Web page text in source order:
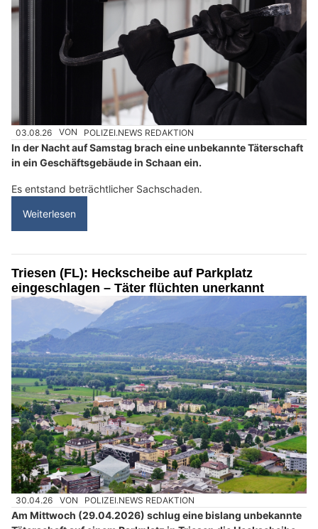
03.08.26 VON POLIZEI.NEWS REDAKTION
In der Nacht auf Samstag brach eine unbekannte Täterschaft
in ein Geschäftsgebäude in Schaan ein.
Es entstand beträchtlicher Sachschaden.
Weiterlesen
Triesen (FL): Heckscheibe auf Parkplatz
eingeschlagen – Täter flüchten unerkannt
30.04.26 VON POLIZEI.NEWS REDAKTION
Am Mittwoch (29.04.2026) schlug eine bislang unbekannte